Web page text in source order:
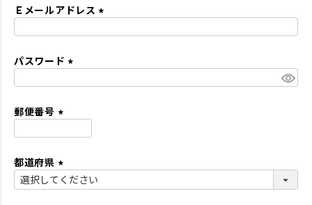
須
Ｅメールアドレス
パスワード
郵便番号
須
)
都道府県
(